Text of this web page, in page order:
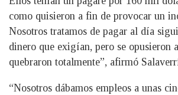
como quisieron a fin de provocar un
Nosotros tratamos de pagar al día
dinero que exigían, pero se opusieron
quebraron totalmente”, afirmó
“Nosotros dábamos empleos a unas